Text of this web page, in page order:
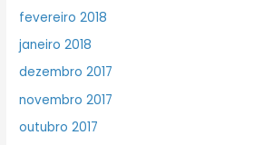
fevereiro 2018
janeiro 2018
dezembro 2017
novembro 2017
outubro 2017